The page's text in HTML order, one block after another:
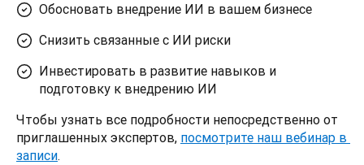
Обосновать внедрение ИИ в вашем бизнесе
Снизить связанные с ИИ риски
Инвестировать в развитие навыков и
подготовку к внедрению ИИ
Чтобы узнать все подробности непосредственно от
приглашенных экспертов, посмотрите наш вебинар в
записи.